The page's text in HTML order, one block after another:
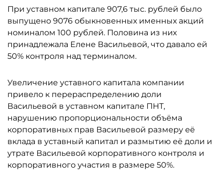
При уставном капитале 907,6 тыс. рублей было
выпущено 9076 обыкновенных именных акций
номиналом 100 рублей. Половина из них
принадлежала Елене Васильевой, что давало ей
50% контроля над терминалом.
Увеличение уставного капитала компании
привело к перераспределению доли
Васильевой в уставном капитале ПНТ,
нарушению пропорциональности объёма
корпоративных прав Васильевой размеру её
вклада в уставный капитал и размытию её доли и
утрате Васильевой корпоративного контроля и
корпоративного участия в размере 50%.